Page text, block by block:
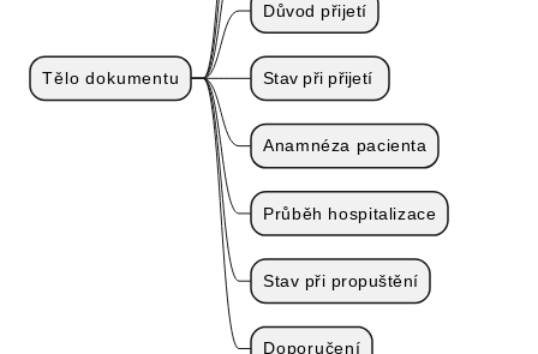
Tělo dokumentu
Důvod přijetí
Stav při přijetí
Anamnéza pacienta
Průběh hospitalizace
Stav při propuštění
Doporučení